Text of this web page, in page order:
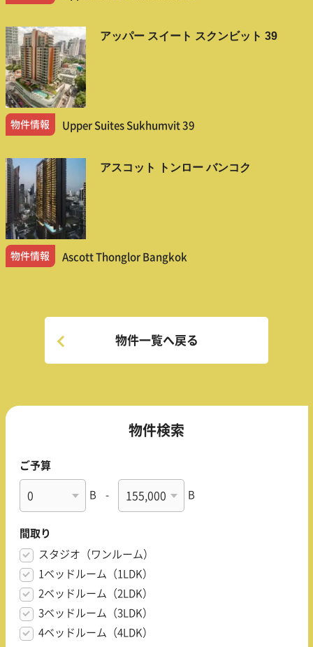
アッパー スイート スクンビット 39
物件情報 Upper Suites Sukhumvit 39
アスコット トンロー バンコク
物件情報 Ascott Thonglor Bangkok
物件一覧へ戻る
物件検索
ご予算
B - B
間取り
スタジオ（ワンルーム）
1ベッドルーム（1LDK）
2ベッドルーム（2LDK）
3ベッドルーム（3LDK）
4ベッドルーム（4LDK）